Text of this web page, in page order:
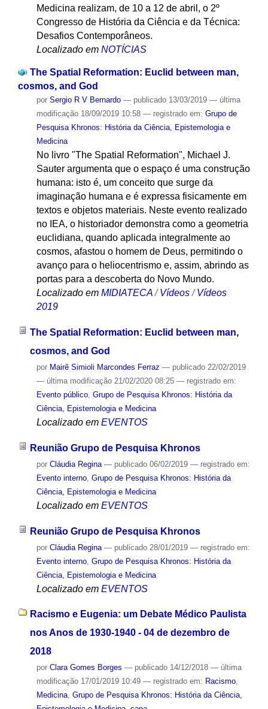
Medicina realizam, de 10 a 12 de abril, o 2º
Congresso de História da Ciência e da Técnica:
Desafios Contemporâneos.
Localizado em NOTÍCIAS
The Spatial Reformation: Euclid between man,
cosmos, and God
por Sergio R V Bernardo — publicado13/03/2019 — última
modificação18/09/2019 10:58 — registrado em: Grupo de
Pesquisa Khronos: História da Ciência, Epistemologia e
Medicina
No livro "The Spatial Reformation", Michael J.
Sauter argumenta que o espaço é uma construção
humana: isto é, um conceito que surge da
imaginação humana e é expressa fisicamente em
textos e objetos materiais. Neste evento realizado
no IEA, o historiador demonstra como a geometria
euclidiana, quando aplicada integralmente ao
cosmos, afastou o homem de Deus, permitindo o
avanço para o heliocentrismo e, assim, abrindo as
portas para a descoberta do Novo Mundo.
Localizado em MIDIATECA / Vídeos / Vídeos
2019
The Spatial Reformation: Euclid between man,
cosmos, and God
por Mairê Simioli Marcondes Ferraz — publicado22/02/2019
— última modificação21/02/2020 08:25 — registrado em:
Evento público, Grupo de Pesquisa Khronos: História da
Ciência, Epistemologia e Medicina
Localizado em EVENTOS
Reunião Grupo de Pesquisa Khronos
por Cláudia Regina — publicado06/02/2019 — registrado em:
Evento interno, Grupo de Pesquisa Khronos: História da
Ciência, Epistemologia e Medicina
Localizado em EVENTOS
Reunião Grupo de Pesquisa Khronos
por Cláudia Regina — publicado28/01/2019 — registrado em:
Evento interno, Grupo de Pesquisa Khronos: História da
Ciência, Epistemologia e Medicina
Localizado em EVENTOS
Racismo e Eugenia: um Debate Médico Paulista
nos Anos de 1930-1940 - 04 de dezembro de
2018
por Clara Gomes Borges — publicado14/12/2018 — última
modificação17/01/2019 10:49 — registrado em: Racismo,
Medicina, Grupo de Pesquisa Khronos: História da Ciência,